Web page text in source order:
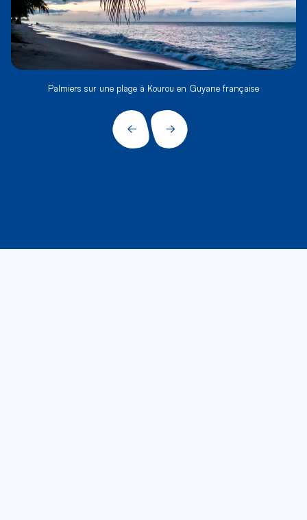
Palmiers sur une plage à Kourou en Guyane française
PRÉCÉDENT
SUIVANT